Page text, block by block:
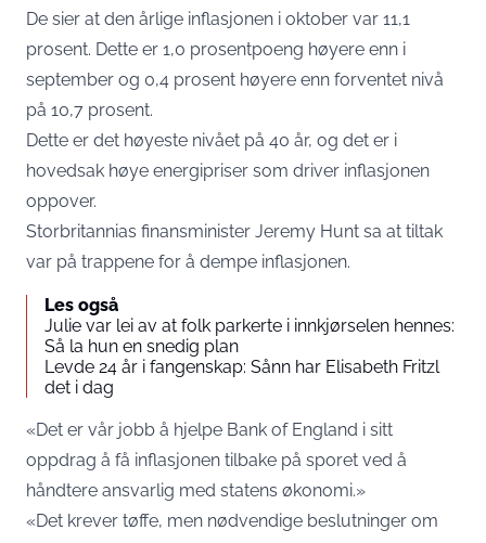
De sier at den årlige inflasjonen i oktober var 11,1
prosent. Dette er 1,0 prosentpoeng høyere enn i
september og 0,4 prosent høyere enn forventet nivå
på 10,7 prosent.
Dette er det høyeste nivået på 40 år, og det er i
hovedsak høye energipriser som driver inflasjonen
oppover.
Storbritannias finansminister Jeremy Hunt sa at tiltak
var på trappene for å dempe inflasjonen.
Les også
Julie var lei av at folk parkerte i innkjørselen hennes:
Så la hun en snedig plan
Levde 24 år i fangenskap: Sånn har Elisabeth Fritzl
det i dag
«Det er vår jobb å hjelpe Bank of England i sitt
oppdrag å få inflasjonen tilbake på sporet ved å
håndtere ansvarlig med statens økonomi.»
«Det krever tøffe, men nødvendige beslutninger om